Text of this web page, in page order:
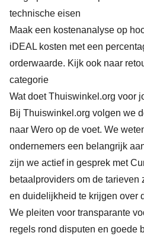
technische eisen
Maak een kostenanalyse op
iDEAL kosten met een
orderwaarde. Kijk ook naar
categorie
Wat doet Thuiswinkel.org voor
Bij Thuiswinkel.org volgen we
naar Wero op de voet. We
ondernemers een belangrijk
zijn we actief in gesprek met
betaalproviders om de
en duidelijkheid te krijgen over
We pleiten voor transparante
regels rond disputen en goede